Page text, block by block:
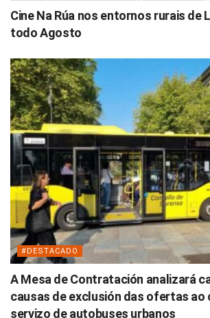
Cine Na Rúa nos entornos rurais de
todo Agosto
#DESTACADO
A Mesa de Contratación analizará
causas de exclusión das ofertas
servizo de autobuses urbanos